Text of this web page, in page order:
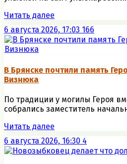
Читать далее
6 августа 2026, 17:03 166
В Брянске почтили память
Визнюка
По традиции у могилы Героя
собрались заместитель
Читать далее
6 августа 2026, 16:30 4